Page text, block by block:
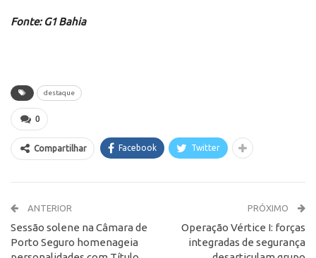
Fonte: G1 Bahia
destaque
0
Compartilhar Facebook Twitter
ANTERIOR
Sessão solene na Câmara de
Porto Seguro homenageia
PRÓXIMO
Operação Vértice I: forças
integradas de segurança